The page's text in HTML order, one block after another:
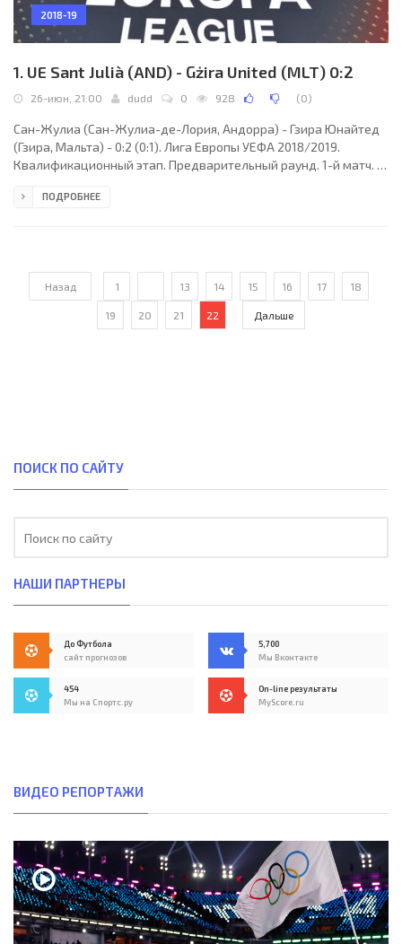
2018-19
1. UE Sant Julià (AND) - Gżira United (MLT) 0:2
26-июн, 21:00 dudd 0 928 (0)
Сан-Жулиа (Сан-Жулиа-де-Лория, Андорра) - Гзира Юнайтед
(Гзира, Мальта) - 0:2 (0:1). Лига Европы УЕФА 2018/2019.
Квалификационный этап. Предварительный раунд. 1-й матч.
Андорра. Солнечно. +26°C. Стадион Комуналь. 380 зрителей
Резервный судья: Николай Балакин (Киев,
ПОДРОБНЕЕ
Назад 1 13 14 15 16 17 18
19 20 21 22 Дальше
ПОИСК ПО САЙТУ
НАШИ ПАРТНЕРЫ
До Футбола
сайт прогнозов
5,700
Мы Вконтакте
454
Мы на Спортс.ру
On-line результаты
MyScore.ru
ВИДЕО РЕПОРТАЖИ